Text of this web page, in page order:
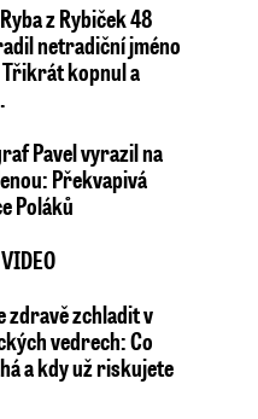
z Rybiček 48
netradiční jméno
kopnul a
Pavel vyrazil na
Překvapivá
Poláků
zdravě zchladit v
vedrech: Co
a kdy už riskujete